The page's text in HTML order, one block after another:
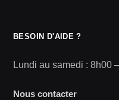
BESOIN D'AIDE ?
Lundi au samedi : 8h00
Nous contacter